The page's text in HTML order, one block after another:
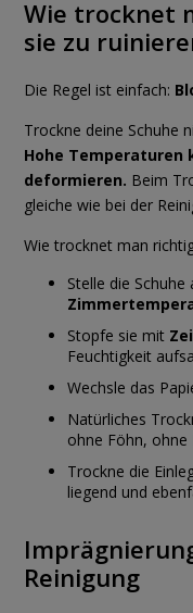
Wie trocknet
sie zu
Die Regel ist einfach:
Trockne deine Schuhe
Hohe Temperaturen
deformieren. Beim
gleiche wie bei der
Wie trocknet man
Stelle die
Stopfe sie mit
Feuchtigkeit
Wechsle das
Natürliches
ohne Föhn, ohne
Trockne die
liegend und
Reinigung